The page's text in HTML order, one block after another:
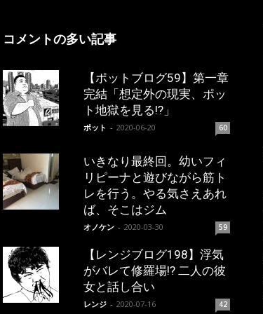
コメントの多い記事
【ポットブログ59】第一章
完結「想定外の現実、ポッ
ト地獄を見る!?」
ポット - 2020-06-20 60
いきなり最終回。幼いフィ
リピーナと遊びながら筋ト
レを行う。やる気さえあれ
ば、そこはジム
オノケン - 2020-03-30 59
【レンジブログ198】浮気
がバレて修羅場!? 二人の彼
女と話し合い
レンジ - 2020-07-16 42